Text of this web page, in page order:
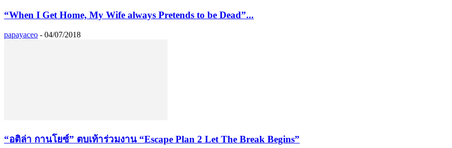
“When I Get Home, My Wife always Pretends to be Dead”...
papayaceo - 04/07/2018
“อติล่า กานโยซ์” ตบเท้าร่วมงาน “Escape Plan 2 Let The Break Begins”